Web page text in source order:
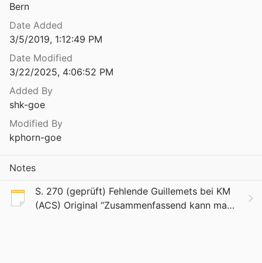
Bern
Date Added
3/5/2019, 1:12:49 PM
Date Modified
3/22/2025, 4:06:52 PM
Added By
shk-goe
Modified By
kphorn-goe
Notes
S. 270 (geprüft) Fehlende Guillemets bei KM
(ACS) Original “Zusammenfassend kann man